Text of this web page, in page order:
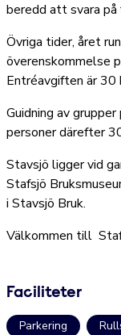
beredd att svara på
Övriga tider, året
överenskommelse
Entréavgiften är 30
Guidning av
personer därefter
Stavsjö ligger vid
Stafsjö
i Stavsjö Bruk.
Välkommen till
Faciliteter
Parkering